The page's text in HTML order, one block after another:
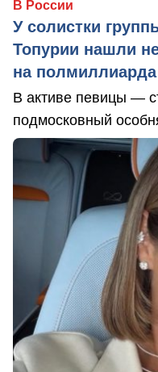
В России
У солистки
Топурии нашли
на
В активе певицы —
подмосковный